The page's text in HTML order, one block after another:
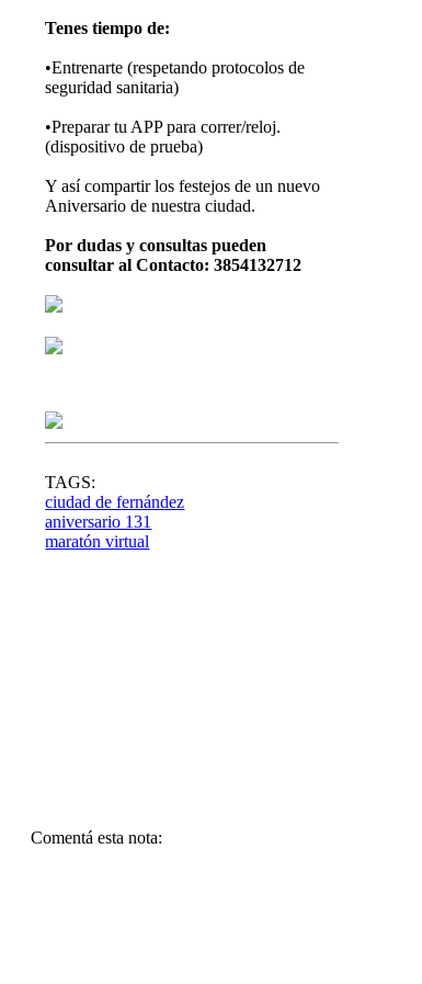
Tenes tiempo de:
•Entrenarte (respetando protocolos de
seguridad sanitaria)
•Preparar tu APP para correr/reloj.
(dispositivo de prueba)
Y así compartir los festejos de un nuevo
Aniversario de nuestra ciudad.
Por dudas y consultas pueden
consultar al Contacto: 3854132712
TAGS:
ciudad de fernández
aniversario 131
maratón virtual
Comentá esta nota: